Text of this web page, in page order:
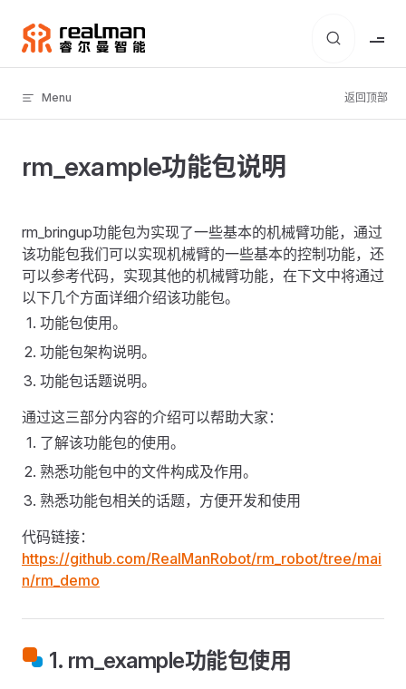
Skip to content
Menu 返回顶部
rm_example功能包说明
rm_bringup功能包为实现了一些基本的机械臂功能，通过
该功能包我们可以实现机械臂的一些基本的控制功能，还
可以参考代码，实现其他的机械臂功能，在下文中将通过
以下几个方面详细介绍该功能包。
功能包使用。
功能包架构说明。
功能包话题说明。
通过这三部分内容的介绍可以帮助大家：
了解该功能包的使用。
熟悉功能包中的文件构成及作用。
熟悉功能包相关的话题，方便开发和使用
代码链接：
https://github.com/RealManRobot/rm_robot/tree/mai
n/rm_demo
1. rm_example功能包使用